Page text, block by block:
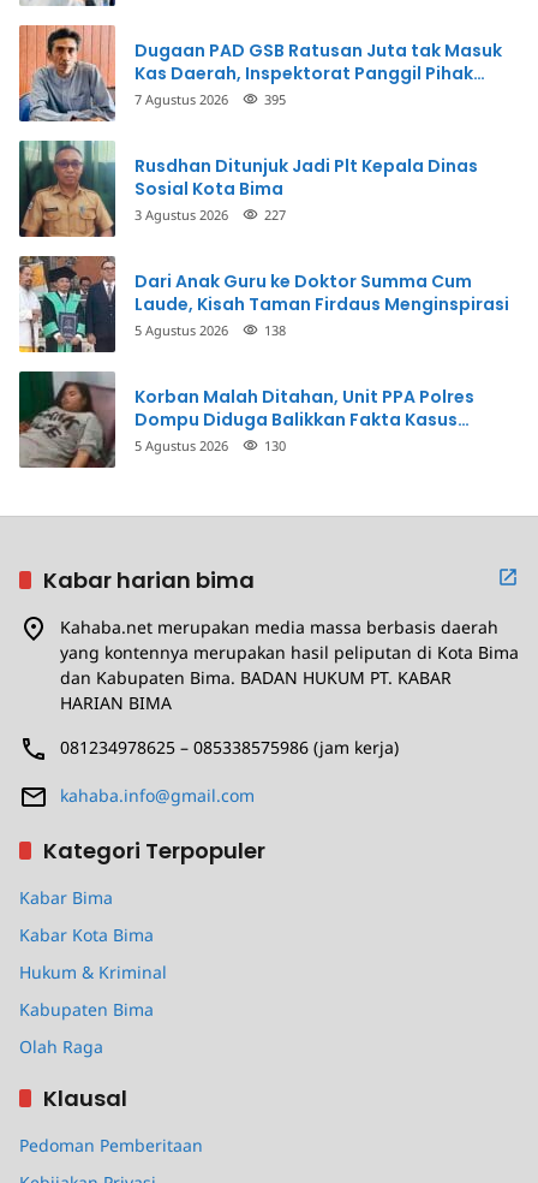
Dugaan PAD GSB Ratusan Juta tak Masuk
Kas Daerah, Inspektorat Panggil Pihak
Terkait
7 Agustus 2026 395
Rusdhan Ditunjuk Jadi Plt Kepala Dinas
Sosial Kota Bima
3 Agustus 2026 227
Dari Anak Guru ke Doktor Summa Cum
Laude, Kisah Taman Firdaus Menginspirasi
5 Agustus 2026 138
Korban Malah Ditahan, Unit PPA Polres
Dompu Diduga Balikkan Fakta Kasus
Penganiayaan
5 Agustus 2026 130
Kabar harian bima
Kahaba.net merupakan media massa berbasis daerah
yang kontennya merupakan hasil peliputan di Kota Bima
dan Kabupaten Bima. BADAN HUKUM PT. KABAR
HARIAN BIMA
081234978625 – 085338575986 (jam kerja)
kahaba.info@gmail.com
Kategori Terpopuler
Kabar Bima
Kabar Kota Bima
Hukum & Kriminal
Kabupaten Bima
Olah Raga
Klausal
Pedoman Pemberitaan